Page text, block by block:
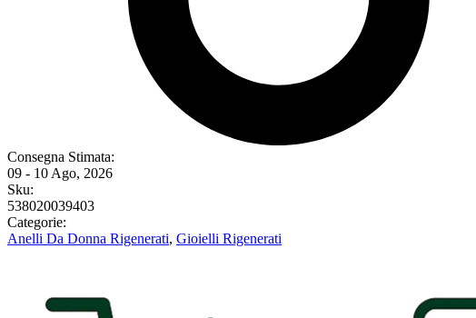
Consegna Stimata:
09 - 10 Ago, 2026
Sku:
538020039403
Categorie:
Anelli Da Donna Rigenerati, Gioielli Rigenerati